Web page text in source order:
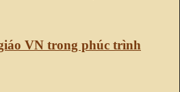
VN trong phúc trình